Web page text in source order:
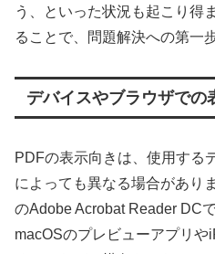
う、といった状況も起こり得
ることで、問題解決への第一
デバイスやブラウザでの
PDFの表示向きは、使用する
によっても異なる場合があり
のAdobe Acrobat Reader DC
macOSのプレビューアプリ